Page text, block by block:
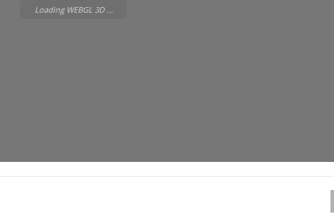
Loading WEBGL 3D ...